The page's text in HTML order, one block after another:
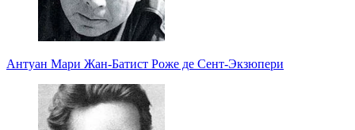
Антуан Мари Жан-Батист Роже де Сент-Экзюпери